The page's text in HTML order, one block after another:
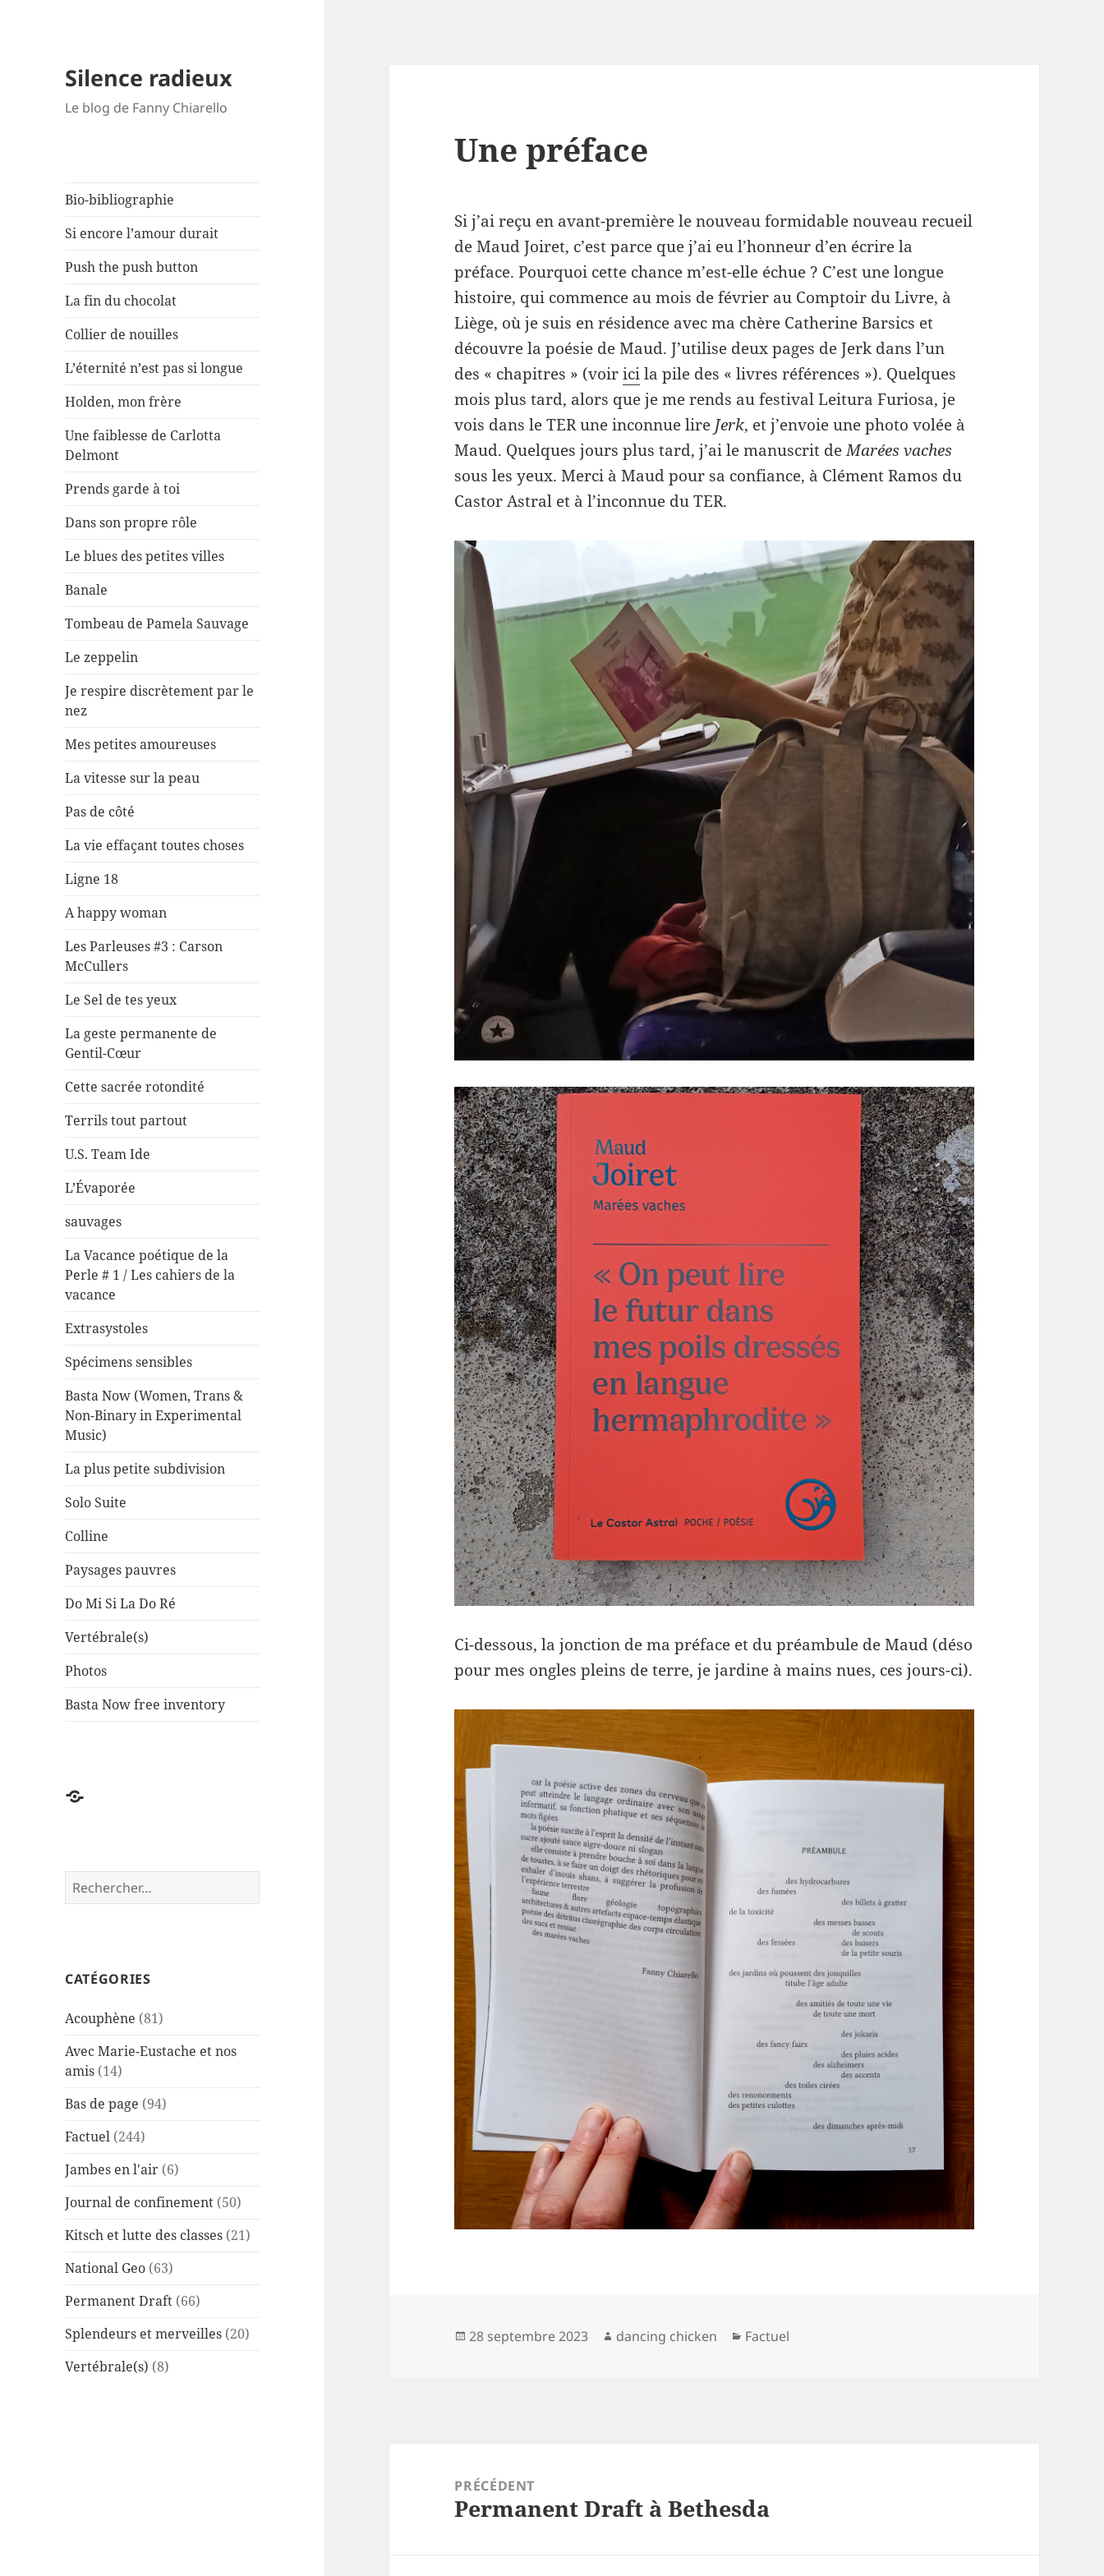
Silence radieux
Le blog de Fanny Chiarello
Bio-bibliographie
Si encore l’amour durait
Push the push button
La fin du chocolat
Collier de nouilles
L’éternité n’est pas si longue
Holden, mon frère
Une faiblesse de Carlotta
Delmont
Prends garde à toi
Dans son propre rôle
Le blues des petites villes
Banale
Tombeau de Pamela Sauvage
Le zeppelin
Je respire discrètement par le
nez
Mes petites amoureuses
La vitesse sur la peau
Pas de côté
La vie effaçant toutes choses
Ligne 18
A happy woman
Les Parleuses #3 : Carson
McCullers
Le Sel de tes yeux
La geste permanente de
Gentil-Cœur
Cette sacrée rotondité
Terrils tout partout
U.S. Team Ide
L’Évaporée
sauvages
La Vacance poétique de la
Perle # 1 / Les cahiers de la
vacance
Extrasystoles
Spécimens sensibles
Basta Now (Women, Trans &
Non-Binary in Experimental
Music)
La plus petite subdivision
Solo Suite
Colline
Paysages pauvres
Do Mi Si La Do Ré
Vertébrale(s)
Photos
Basta Now free inventory
Factuel
Rechercher :
CATÉGORIES
Acouphène (81)
Avec Marie-Eustache et nos
amis (14)
Bas de page (94)
Factuel (244)
Jambes en l'air (6)
Journal de confinement (50)
Kitsch et lutte des classes (21)
National Geo (63)
Permanent Draft (66)
Splendeurs et merveilles (20)
Vertébrale(s) (8)
Une préface
Si j’ai reçu en avant-première le nouveau formidable nouveau recueil
de Maud Joiret, c’est parce que j’ai eu l’honneur d’en écrire la
préface. Pourquoi cette chance m’est-elle échue ? C’est une longue
histoire, qui commence au mois de février au Comptoir du Livre, à
Liège, où je suis en résidence avec ma chère Catherine Barsics et
découvre la poésie de Maud. J’utilise deux pages de Jerk dans l’un
des « chapitres » (voiricila pile des « livres références »). Quelques
mois plus tard, alors que je me rends au festival Leitura Furiosa, je
vois dans le TER une inconnue lire Jerk, et j’envoie une photo volée à
Maud. Quelques jours plus tard, j’ai le manuscrit deMarées vaches
sous les yeux. Merci à Maud pour sa confiance, à Clément Ramos du
Castor Astral et à l’inconnue du TER.
Ci-dessous, la jonction de ma préface et du préambule de Maud (déso
pour mes ongles pleins de terre, je jardine à mains nues, ces jours-ci).
Publié
28 septembre 2023 Auteur
dancing chicken Catégories
Factuel
PRÉCÉDENT
Article
Permanent Draft à Bethesda